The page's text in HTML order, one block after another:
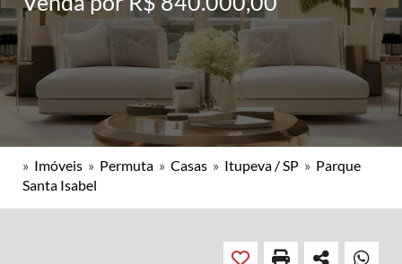
» Imóveis » Permuta » Casas » Itupeva / SP » Parque
Santa Isabel